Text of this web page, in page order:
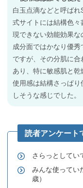
白玉点滴などと呼ば
式サイトには結構色
現できない効能効果
成分面ではかなり優
ですが、その分肌に
あり、特に敏感肌と乾
使用感は結構さっぱ
しそうな感じでした。
さらっとしてい
みんな使ってい
歳）